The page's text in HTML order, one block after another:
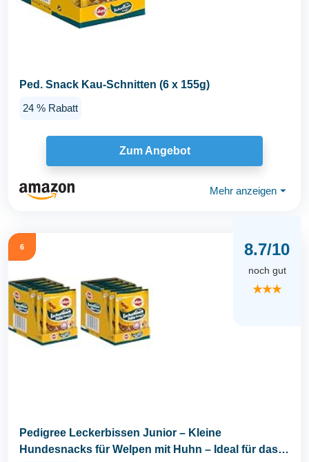
Ped. Snack Kau-Schnitten (6 x 155g)
24 % Rabatt
Zum Angebot
Mehr anzeigen ⏷
6 8.7/10
noch gut
★★★
Pedigree Leckerbissen Junior – Kleine
Hundesnacks für Welpen mit Huhn – Ideal für das